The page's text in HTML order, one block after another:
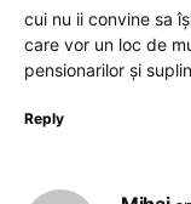
cui nu ii convine sa
care vor un loc de
pensionarilor și
Reply